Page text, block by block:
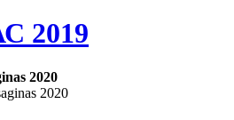
2019
2020
2020